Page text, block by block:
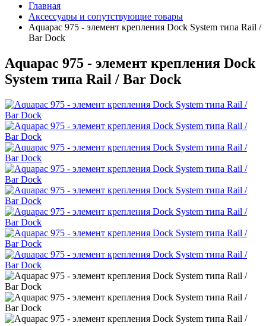
Главная
Аксессуары и сопутствующие товары
Aquapac 975 - элемент крепления Dock System типа Rail /
Bar Dock
Aquapac 975 - элемент крепления Dock
System типа Rail / Bar Dock